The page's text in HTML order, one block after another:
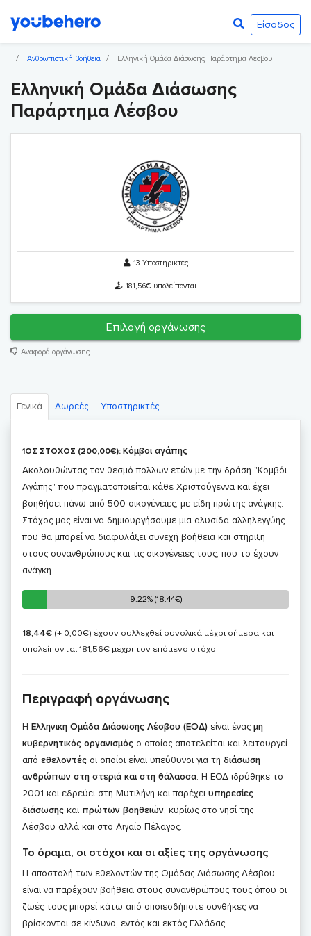
Είσοδος
Ανθρωπιστική βοήθεια Ελληνική Ομάδα Διάσωσης Παράρτημα Λέσβου
Ελληνική Ομάδα Διάσωσης
Παράρτημα Λέσβου
13 Υποστηρικτές
181,56€ υπολείπονται
Επιλογή οργάνωσης
Αναφορά οργάνωσης
Γενικά Δωρεές Υποστηρικτές
1ΟΣ ΣΤΟΧΟΣ (200,00€): Κόμβοι αγάπης
Ακολουθώντας τον θεσμό πολλών ετών με την δράση "Κομβόι
Αγάπης" που πραγματοποιείται κάθε Χριστούγεννα και έχει
βοηθήσει πάνω από 500 οικογένειες, με είδη πρώτης ανάγκης.
Στόχος μας είναι να δημιουργήσουμε μια αλυσίδα αλληλεγγύης
που θα μπορεί να διαφυλάξει συνεχή βοήθεια και στήριξη
στους συνανθρώπους και τις οικογένειες τους, που το έχουν
ανάγκη.
9.22% (18.44€)
9.22% (18.44€)
18,44€ (+ 0,00€) έχουν συλλεχθεί συνολικά μέχρι σήμερα και
υπολείπονται 181,56€ μέχρι τον επόμενο στόχο
Περιγραφή οργάνωσης
Η Ελληνική Ομάδα Διάσωσης Λέσβου (ΕΟΔ) είναι ένας μη
κυβερνητικός οργανισμός ο οποίος αποτελείται και λειτουργεί
από εθελοντές οι οποίοι είναι υπεύθυνοι για τη διάσωση
ανθρώπων στη στεριά και στη θάλασσα. Η ΕΟΔ ιδρύθηκε το
2001 και εδρεύει στη Μυτιλήνη και παρέχει υπηρεσίες
διάσωσης και πρώτων βοηθειών, κυρίως στο νησί της
Λέσβου αλλά και στο Αιγαίο Πέλαγος.
Το όραμα, οι στόχοι και οι αξίες της οργάνωσης
Η αποστολή των εθελοντών της Ομάδας Διάσωσης Λέσβου
είναι να παρέχουν βοήθεια στους συνανθρώπους τους όπου οι
ζωές τους μπορεί κάτω από οποιεσδήποτε συνθήκες να
βρίσκονται σε κίνδυνο, εντός και εκτός Ελλάδας.